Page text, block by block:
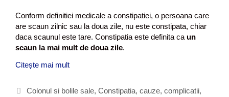
Conform definitiei medicale a constipatiei, o persoana care
are scaun zilnic sau la doua zile, nu este constipata, chiar
daca scaunul este tare. Constipatia este definita ca un
scaun la mai mult de doua zile.
Citește mai mult
n
C
Colonul si bolile sale, Constipatia, cauze, complicatii,